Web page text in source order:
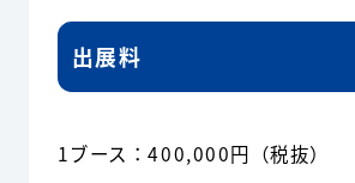
出展料
1ブース：400,000円（税抜）